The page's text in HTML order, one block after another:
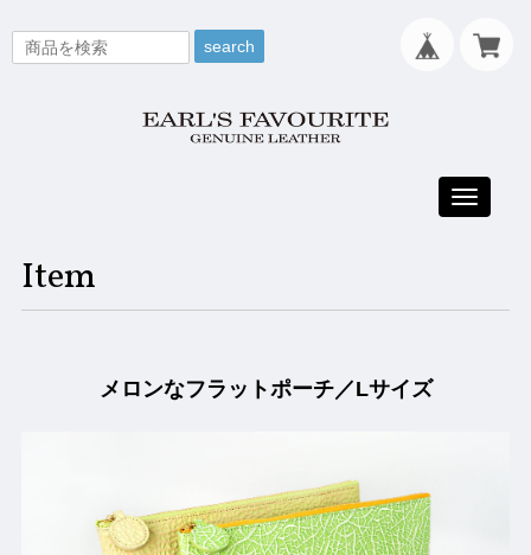
search
Toggle
Item
メロンなフラットポーチ／Lサイズ